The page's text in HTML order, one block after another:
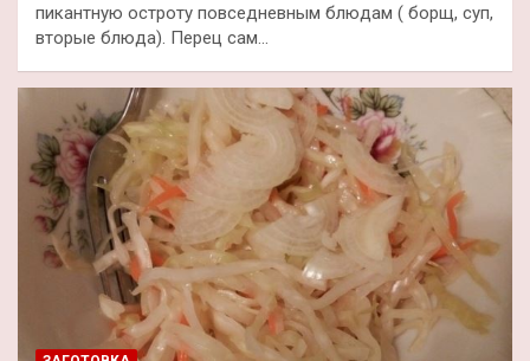
пикантную остроту повседневным блюдам ( борщ, суп,
вторые блюда). Перец сам…